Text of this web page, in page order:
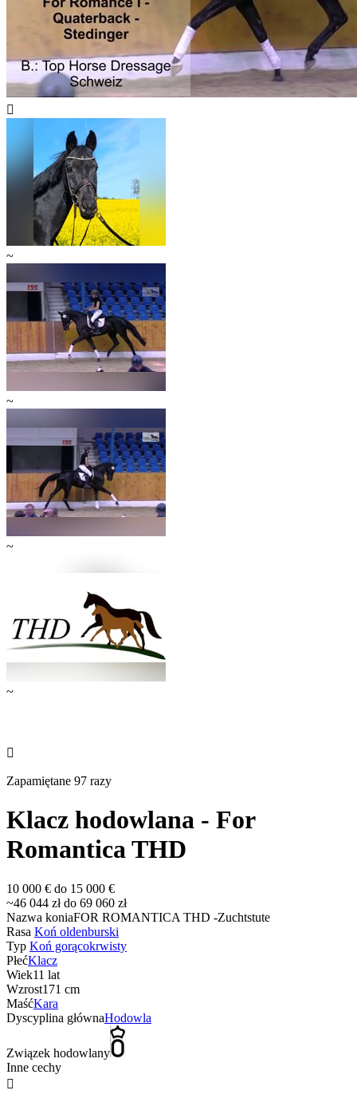

~
~
~
~

Zapamiętane 97 razy
Klacz hodowlana - For
Romantica THD
10 000 € do 15 000 €
~46 044 zł do 69 060 zł
Nazwa koniaFOR ROMANTICA THD -Zuchtstute
Rasa Koń oldenburski
Typ Koń gorącokrwisty
PłećKlacz
Wiek11 lat
Wzrost171 cm
MaśćKara
Dyscyplina głównaHodowla
Związek hodowlany
Inne cechy
